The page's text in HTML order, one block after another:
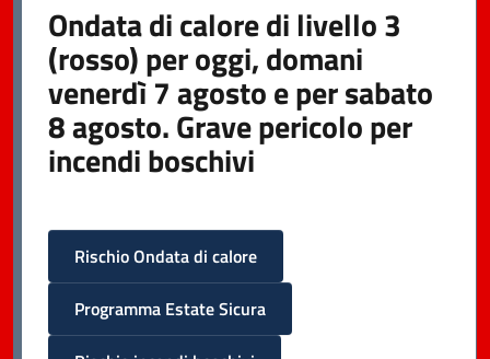
Ondata di calore di livello 3
(rosso) per oggi, domani
venerdì 7 agosto e per sabato
8 agosto. Grave pericolo per
incendi boschivi
Rischio Ondata di calore
Programma Estate Sicura